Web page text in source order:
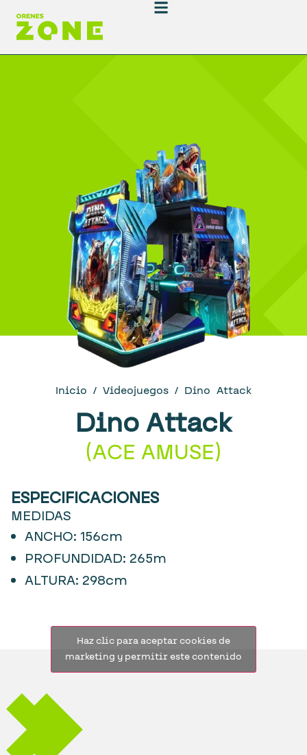
Inicio / Videojuegos / Dino Attack
Dino Attack
(ACE AMUSE)
ESPECIFICACIONES
MEDIDAS
ANCHO: 156cm
PROFUNDIDAD: 265m
ALTURA: 298cm
Haz clic para aceptar cookies de
marketing y permitir este contenido